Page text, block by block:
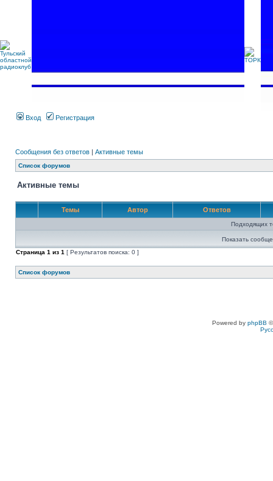
Вход Регистрация
Сообщения без ответов | Активные темы
Список форумов
Активные темы
Темы Автор Ответов
Подходящих
Показать
Страница 1 из 1 [ Результатов поиска: 0 ]
Список форумов
Powered by phpBB